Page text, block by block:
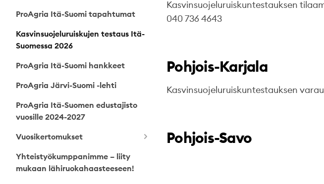
ProAgria Itä-Suomi tapahtumat
Kasvinsuojeluruiskujen testaus Itä-
Suomessa 2026
ProAgria Itä-Suomi hankkeet
ProAgria Järvi-Suomi -lehti
ProAgria Itä-Suomen edustajisto
vuosille 2024-2027
Vuosikertomukset
Yhteistyökumppanimme – liity
mukaan lähiruokahaasteeseen!
Kasvinsuojeluruiskuntestauksen
040 736 4643
Pohjois-Karjala
Kasvinsuojeluruiskuntestauksen
Pohjois-Savo